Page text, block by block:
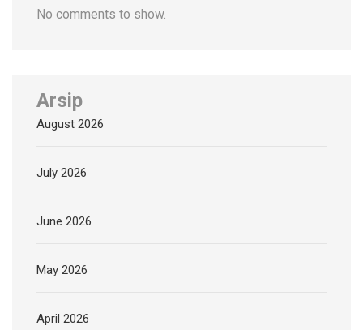
No comments to show.
Arsip
August 2026
July 2026
June 2026
May 2026
April 2026